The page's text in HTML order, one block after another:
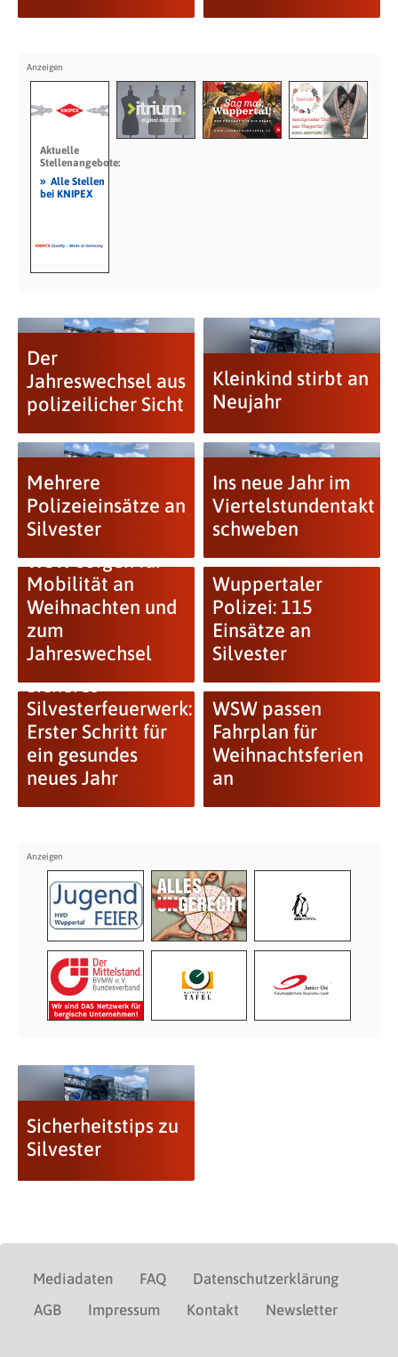
Aktuelle
Stellenangebote:
» Alle Stellen
bei KNIPEX
Der
Jahreswechsel aus
polizeilicher Sicht
Kleinkind stirbt an
Neujahr
Mehrere
Polizeieinsätze an
Silvester
Ins neue Jahr im
Viertelstundentakt
schweben
WSW sorgen für
Mobilität an
Weihnachten und
zum
Jahreswechsel
Wuppertaler
Polizei: 115
Einsätze an
Silvester
Sicheres
Silvesterfeuerwerk:
Erster Schritt für
ein gesundes
neues Jahr
WSW passen
Fahrplan für
Weihnachtsferien
an
Sicherheitstips zu
Silvester
Mediadaten FAQ
Datenschutzerklärung
AGB
Impressum Kontakt Newsletter